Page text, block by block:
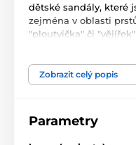
dětské sandály, které
zejména v oblasti
"ploutvička" či
Tyto sandály jsou
Obuv je vybavena
Zobrazit celý popis
Parametry